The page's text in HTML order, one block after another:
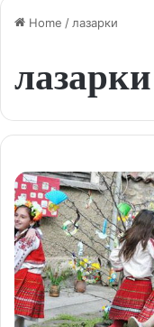
Home / лазарки
лазарки